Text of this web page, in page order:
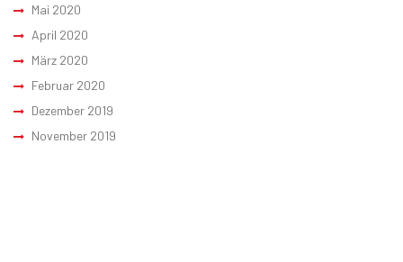
Mai 2020
April 2020
März 2020
Februar 2020
Dezember 2019
November 2019